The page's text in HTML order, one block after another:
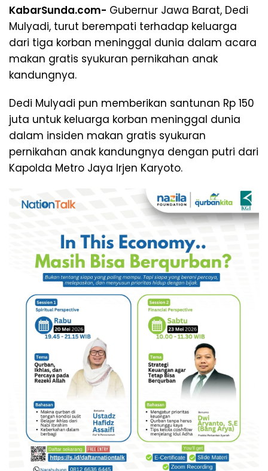
KabarSunda.com- Gubernur Jawa Barat, Dedi
Mulyadi, turut berempati terhadap keluarga
dari tiga korban meninggal dunia dalam acara
makan gratis syukuran pernikahan anak
kandungnya.
Dedi Mulyadi pun memberikan santunan Rp 150
juta untuk keluarga korban meninggal dunia
dalam insiden makan gratis syukuran
pernikahan anak kandungnya dengan putri dari
Kapolda Metro Jaya Irjen Karyoto.